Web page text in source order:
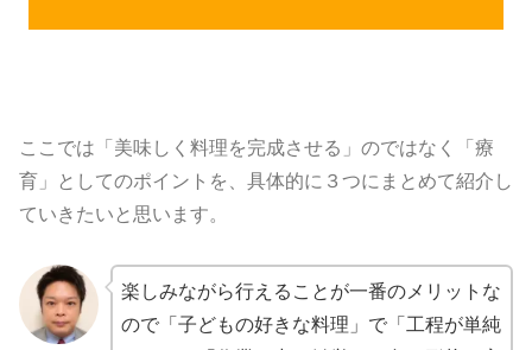
ここでは「美味しく料理を完成させる」のではなく「療
育」としてのポイントを、具体的に３つにまとめて紹介し
ていきたいと思います。
楽しみながら行えることが一番のメリットな
ので「子どもの好きな料理」で「工程が単純